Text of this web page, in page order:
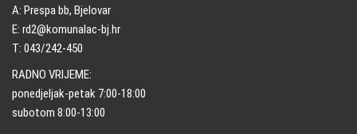
A: Prespa bb, Bjelovar
E: rd2@komunalac-bj.hr
T: 043/242-450
RADNO VRIJEME:
ponedjeljak-petak 7:00-18:00
subotom 8:00-13:00